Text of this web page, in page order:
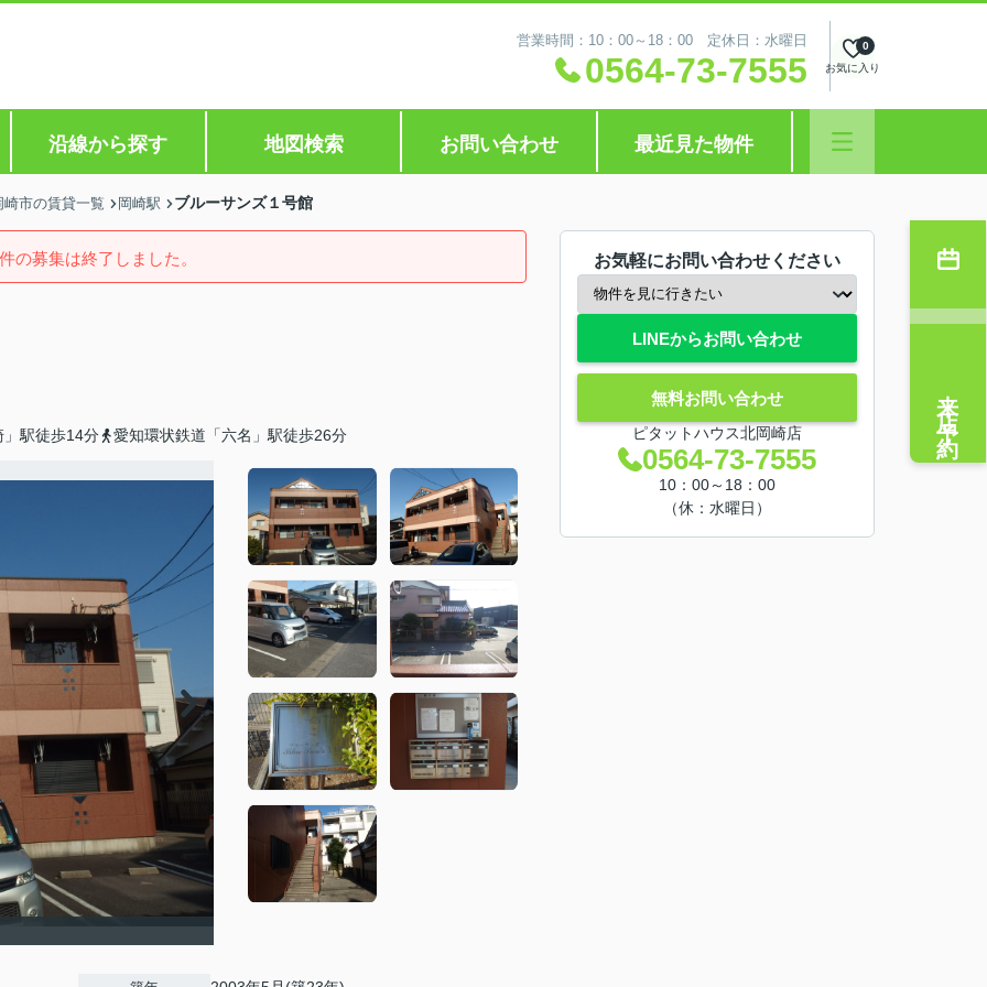
営業時間：10：00～18：00 定休日：水曜日
0564-73-7555 お気に入り
0
沿線から探す 地図検索 お問い合わせ 最近見た物件
崎市の賃貸一覧 岡崎駅 ブルーサンズ１号館
の募集は終了しました。
駅徒歩14分 愛知環状鉄道「六名」駅徒歩26分
お気軽にお問い合わせください
LINEからお問い合わせ
無料お問い合わせ
ピタットハウス北岡崎店
0564-73-7555
10：00～18：00
（休：水曜日）
来店予約